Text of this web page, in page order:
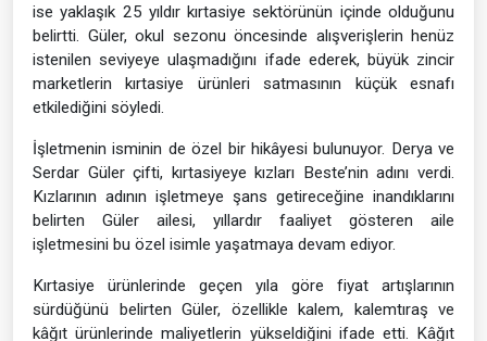
ise yaklaşık 25 yıldır kırtasiye sektörünün içinde olduğunu
belirtti. Güler, okul sezonu öncesinde alışverişlerin henüz
istenilen seviyeye ulaşmadığını ifade ederek, büyük zincir
marketlerin kırtasiye ürünleri satmasının küçük esnafı
etkilediğini söyledi.
İşletmenin isminin de özel bir hikâyesi bulunuyor. Derya ve
Serdar Güler çifti, kırtasiyeye kızları Beste’nin adını verdi.
Kızlarının adının işletmeye şans getireceğine inandıklarını
belirten Güler ailesi, yıllardır faaliyet gösteren aile
işletmesini bu özel isimle yaşatmaya devam ediyor.
Kırtasiye ürünlerinde geçen yıla göre fiyat artışlarının
sürdüğünü belirten Güler, özellikle kalem, kalemtıraş ve
kâğıt ürünlerinde maliyetlerin yükseldiğini ifade etti. Kâğıt